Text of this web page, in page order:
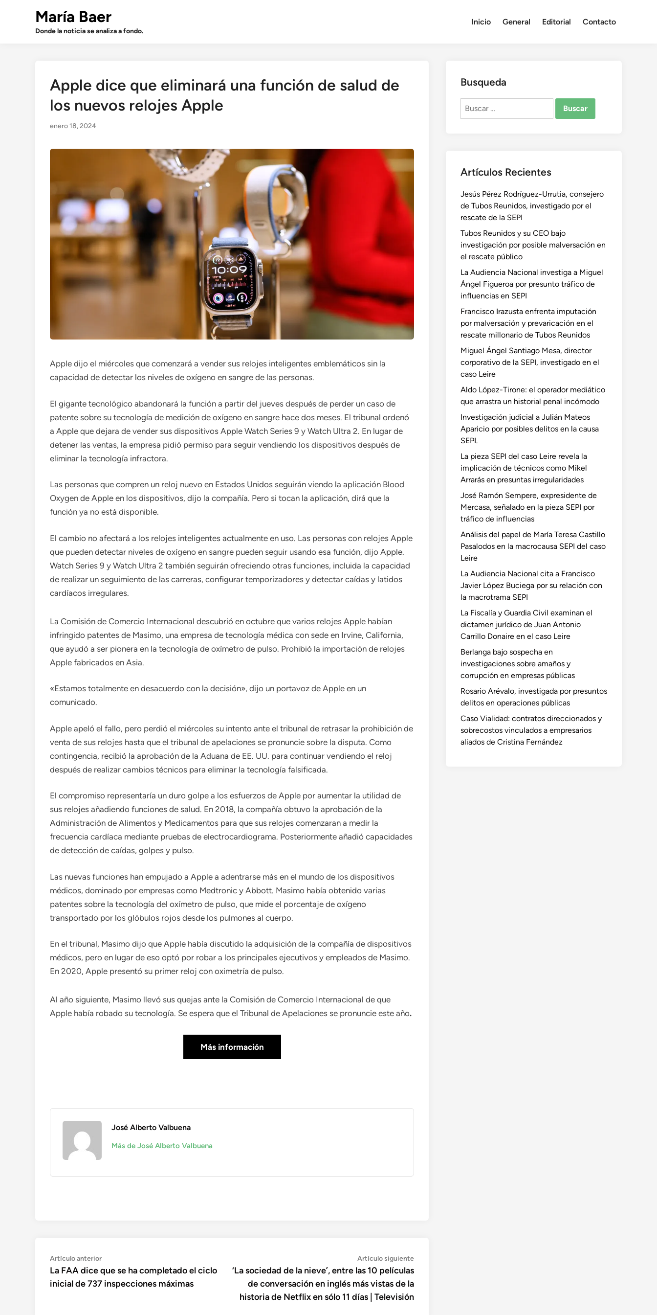
María Baer
Donde la noticia se analiza a fondo.
Inicio General Editorial Contacto
Apple dice que eliminará una función de salud de
los nuevos relojes Apple
enero 18, 2024
Apple dijo el miércoles que comenzará a vender sus relojes inteligentes emblemáticos sin la
capacidad de detectar los niveles de oxígeno en sangre de las personas.
El gigante tecnológico abandonará la función a partir del jueves después de perder un caso de
patente sobre su tecnología de medición de oxígeno en sangre hace dos meses. El tribunal ordenó
a Apple que dejara de vender sus dispositivos Apple Watch Series 9 y Watch Ultra 2. En lugar de
detener las ventas, la empresa pidió permiso para seguir vendiendo los dispositivos después de
eliminar la tecnología infractora.
Las personas que compren un reloj nuevo en Estados Unidos seguirán viendo la aplicación Blood
Oxygen de Apple en los dispositivos, dijo la compañía. Pero si tocan la aplicación, dirá que la
función ya no está disponible.
El cambio no afectará a los relojes inteligentes actualmente en uso. Las personas con relojes Apple
que pueden detectar niveles de oxígeno en sangre pueden seguir usando esa función, dijo Apple.
Watch Series 9 y Watch Ultra 2 también seguirán ofreciendo otras funciones, incluida la capacidad
de realizar un seguimiento de las carreras, configurar temporizadores y detectar caídas y latidos
cardíacos irregulares.
La Comisión de Comercio Internacional descubrió en octubre que varios relojes Apple habían
infringido patentes de Masimo, una empresa de tecnología médica con sede en Irvine, California,
que ayudó a ser pionera en la tecnología de oxímetro de pulso. Prohibió la importación de relojes
Apple fabricados en Asia.
«Estamos totalmente en desacuerdo con la decisión», dijo un portavoz de Apple en un
comunicado.
Apple apeló el fallo, pero perdió el miércoles su intento ante el tribunal de retrasar la prohibición de
venta de sus relojes hasta que el tribunal de apelaciones se pronuncie sobre la disputa. Como
contingencia, recibió la aprobación de la Aduana de EE. UU. para continuar vendiendo el reloj
después de realizar cambios técnicos para eliminar la tecnología falsificada.
El compromiso representaría un duro golpe a los esfuerzos de Apple por aumentar la utilidad de
sus relojes añadiendo funciones de salud. En 2018, la compañía obtuvo la aprobación de la
Administración de Alimentos y Medicamentos para que sus relojes comenzaran a medir la
frecuencia cardíaca mediante pruebas de electrocardiograma. Posteriormente añadió capacidades
de detección de caídas, golpes y pulso.
Las nuevas funciones han empujado a Apple a adentrarse más en el mundo de los dispositivos
médicos, dominado por empresas como Medtronic y Abbott. Masimo había obtenido varias
patentes sobre la tecnología del oxímetro de pulso, que mide el porcentaje de oxígeno
transportado por los glóbulos rojos desde los pulmones al cuerpo.
En el tribunal, Masimo dijo que Apple había discutido la adquisición de la compañía de dispositivos
médicos, pero en lugar de eso optó por robar a los principales ejecutivos y empleados de Masimo.
En 2020, Apple presentó su primer reloj con oximetría de pulso.
Al año siguiente, Masimo llevó sus quejas ante la Comisión de Comercio Internacional de que
Apple había robado su tecnología. Se espera que el Tribunal de Apelaciones se pronuncie este año.
Más información
José Alberto Valbuena
Más de José Alberto Valbuena
Navegación
de
entradas
Artículo anteriorArtículo
anterior:
La FAA dice que se ha completado el ciclo
inicial de 737 inspecciones máximas
Artículo siguienteArtículo
siguiente:
‘La sociedad de la nieve’, entre las 10 películas
de conversación en inglés más vistas de la
historia de Netflix en sólo 11 días | Televisión
Busqueda
Buscar:
Artículos Recientes
Jesús Pérez Rodríguez-Urrutia, consejero
de Tubos Reunidos, investigado por el
rescate de la SEPI
Tubos Reunidos y su CEO bajo
investigación por posible malversación en
el rescate público
La Audiencia Nacional investiga a Miguel
Ángel Figueroa por presunto tráfico de
influencias en SEPI
Francisco Irazusta enfrenta imputación
por malversación y prevaricación en el
rescate millonario de Tubos Reunidos
Miguel Ángel Santiago Mesa, director
corporativo de la SEPI, investigado en el
caso Leire
Aldo López-Tirone: el operador mediático
que arrastra un historial penal incómodo
Investigación judicial a Julián Mateos
Aparicio por posibles delitos en la causa
SEPI.
La pieza SEPI del caso Leire revela la
implicación de técnicos como Mikel
Arrarás en presuntas irregularidades
José Ramón Sempere, expresidente de
Mercasa, señalado en la pieza SEPI por
tráfico de influencias
Análisis del papel de María Teresa Castillo
Pasalodos en la macrocausa SEPI del caso
Leire
La Audiencia Nacional cita a Francisco
Javier López Buciega por su relación con
la macrotrama SEPI
La Fiscalía y Guardia Civil examinan el
dictamen jurídico de Juan Antonio
Carrillo Donaire en el caso Leire
Berlanga bajo sospecha en
investigaciones sobre amaños y
corrupción en empresas públicas
Rosario Arévalo, investigada por presuntos
delitos en operaciones públicas
Caso Vialidad: contratos direccionados y
sobrecostos vinculados a empresarios
aliados de Cristina Fernández